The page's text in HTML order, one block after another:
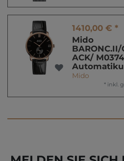
1410,00 € *
Mido
ACK/
Mido
* inkl.